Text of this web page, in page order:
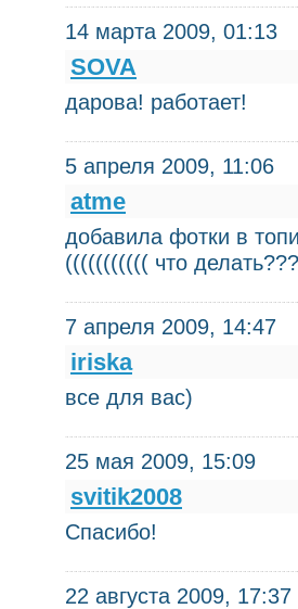
14 марта 2009, 01:13
SOVA
дарова! работает!
5 апреля 2009, 11:06
atme
добавила фотки в
((((((((((( что
7 апреля 2009, 14:47
iriska
все для вас)
25 мая 2009, 15:09
svitik2008
Спасибо!
22 августа 2009, 17:37